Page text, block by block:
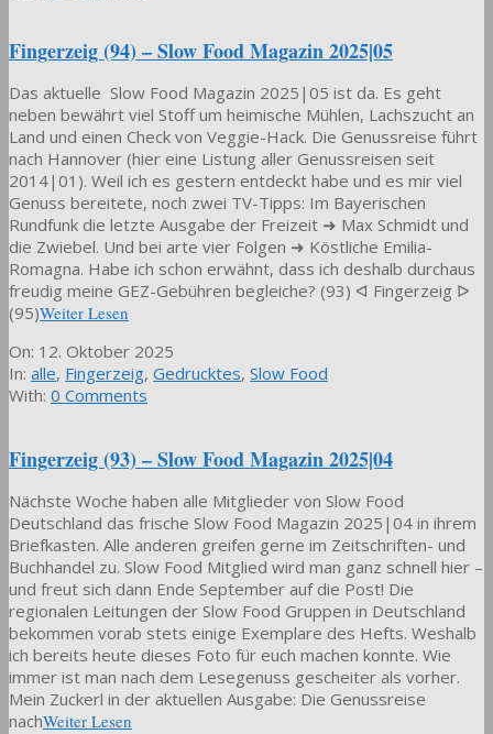
Fingerzeig (94) – Slow Food Magazin 2025|05
Das aktuelle Slow Food Magazin 2025|05 ist da. Es geht
neben bewährt viel Stoff um heimische Mühlen, Lachszucht an
Land und einen Check von Veggie-Hack. Die Genussreise führt
nach Hannover (hier eine Listung aller Genussreisen seit
2014|01). Weil ich es gestern entdeckt habe und es mir viel
Genuss bereitete, noch zwei TV-Tipps: Im Bayerischen
Rundfunk die letzte Ausgabe der Freizeit ➜ Max Schmidt und
die Zwiebel. Und bei arte vier Folgen ➜ Köstliche Emilia-
Romagna. Habe ich schon erwähnt, dass ich deshalb durchaus
freudig meine GEZ-Gebühren begleiche? (93) ᐊ Fingerzeig ᐅ
(95)Weiter Lesen
2025-
10-
12
On: 12. Oktober 2025
In: alle, Fingerzeig, Gedrucktes, Slow Food
With: 0 Comments
Fingerzeig (93) – Slow Food Magazin 2025|04
Nächste Woche haben alle Mitglieder von Slow Food
Deutschland das frische Slow Food Magazin 2025|04 in ihrem
Briefkasten. Alle anderen greifen gerne im Zeitschriften- und
Buchhandel zu. Slow Food Mitglied wird man ganz schnell hier –
und freut sich dann Ende September auf die Post! Die
regionalen Leitungen der Slow Food Gruppen in Deutschland
bekommen vorab stets einige Exemplare des Hefts. Weshalb
ich bereits heute dieses Foto für euch machen konnte. Wie
immer ist man nach dem Lesegenuss gescheiter als vorher.
Mein Zuckerl in der aktuellen Ausgabe: Die Genussreise
nachWeiter Lesen